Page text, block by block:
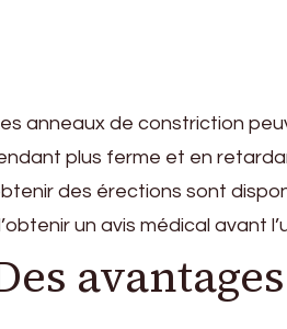
anneaux de constriction
plus ferme et en
des érections sont
un avis médical avant